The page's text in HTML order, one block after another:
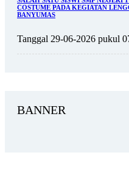
COSTUME PADA KEGIATAN
BANYUMAS
Tanggal 29-06-2026 pukul
BANNER